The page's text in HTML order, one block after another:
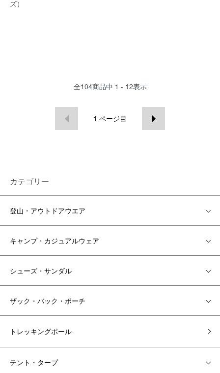
ズ）
全104商品中 1 - 12表示
1 ページ目
カテゴリー
登山・アウトドアウエア
キャンプ・カジュアルウェア
シューズ・サンダル
ザック・バック・ポーチ
トレッキングポール
テント・タープ